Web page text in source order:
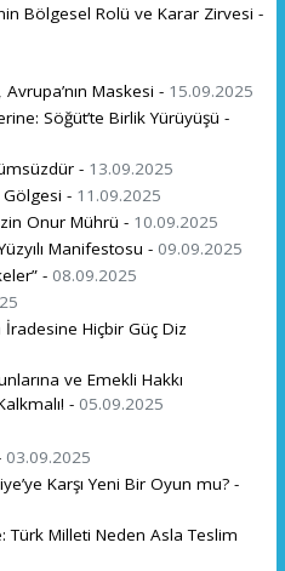
Bölgesel Rolü ve Karar Zirvesi -
Maskesi - 15.09.2025
Söğüt’te Birlik Yürüyüşü -
- 13.09.2025
Gölgesi - 11.09.2025
Onur Mührü - 10.09.2025
Manifestosu - 09.09.2025
- 08.09.2025
İradesine Hiçbir Güç Diz
ve Emekli Hakkı
- 05.09.2025
03.09.2025
Karşı Yeni Bir Oyun mu? -
Türk Milleti Neden Asla Teslim